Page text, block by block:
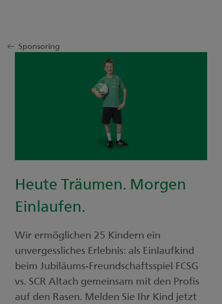
Sponsoring
Heute Träumen. Morgen
Einlaufen.
Wir ermöglichen 25 Kindern ein
unvergessliches Erlebnis: als Einlaufkind
beim Jubiläums-Freundschaftsspiel FCSG
vs. SCR Altach gemeinsam mit den Profis
auf den Rasen. Melden Sie Ihr Kind jetzt